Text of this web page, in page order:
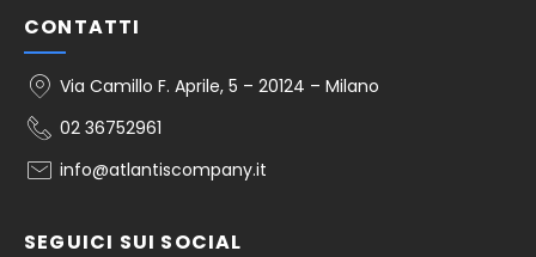
CONTATTI
Via Camillo F. Aprile, 5 – 20124 – Milano
02 36752961
info@atlantiscompany.it
SEGUICI SUI SOCIAL